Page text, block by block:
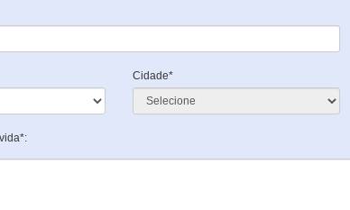
Cidade*